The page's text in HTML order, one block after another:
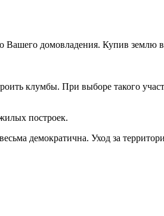
Вашего домовладения. Купив землю
клумбы. При выборе такого
построек.
демократична. Уход за